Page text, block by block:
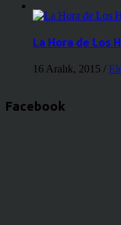
La Hora de Los
16 Aralık, 2015 /
Facebook